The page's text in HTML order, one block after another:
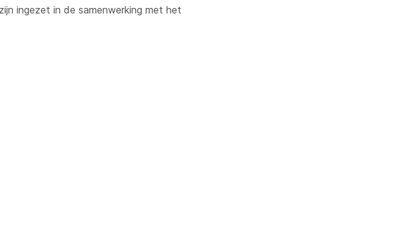
ingezet in de samenwerking met het